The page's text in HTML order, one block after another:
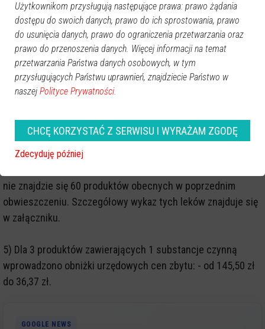
3) Refundacją zostaną objęte także kolejne leki zawierające
substancje czynne: kwas zoledronowy (6 kodów EAN), sól
kwasu folinowego (1 kod EAN), karboplatyna (1 kod EAN),
cytarabine (4 kody EAN), gemcitabina (3 kody EAN) oraz
infliksimab (2 kody EAN). Rozszerzone zostaną również
wskazania dla leku zawierającego docetaksel (3 kody EAN).
4) Na skutek wpłynięcia wniosków o skrócenie terminu
obowiązywania decyzji refundacyjnej lub braku kontynuacji
refundacji produktów, dla których decyzje refundacyjne
nie znajdzie się 60 produktów obecnych w poprzednim
obwieszczeniu. Szczegółowy wykaz tych leków znajduje się
w załączniku.
5) Dla 3 produktów zawierających 1 substancje czynną
wprowadzono obniżki urzędowych cen zbytu: - od 145,50 zł
do 36,37 zł.
GOOGLE NEWS
Użytkownikom przysługują następujące prawa: prawo żądania
dostępu do swoich danych, prawo do ich sprostowania, prawo
do usunięcia danych, prawo do ograniczenia przetwarzania oraz
prawo do przenoszenia danych. Więcej informacji na temat
przetwarzania Państwa danych osobowych, w tym
przysługujących Państwu uprawnień, znajdziecie Państwo w
naszej Polityce Prywatności.
CHCĘ KORZYSTAĆ Z SERWISU I WYRAŻAM ZGODĘ
Zdecyduję później